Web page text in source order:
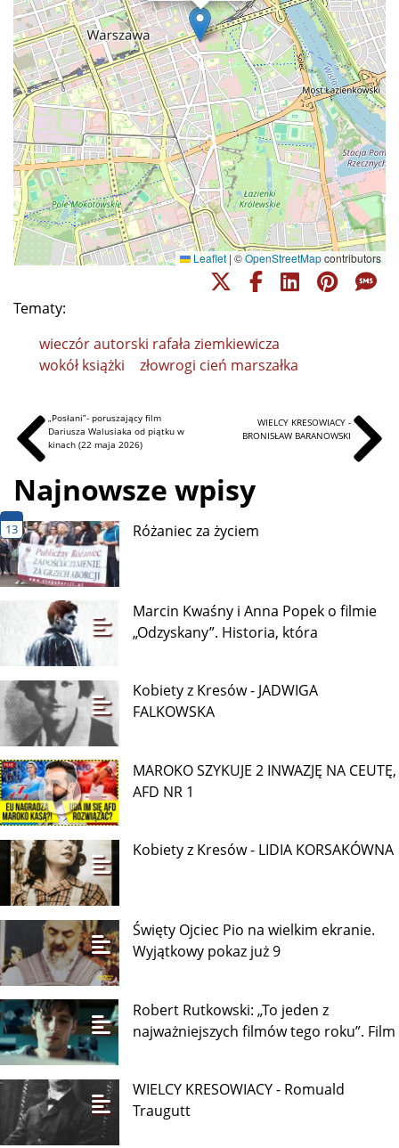
Leaflet | ©OpenStreetMapcontributors
Tematy:
wieczór autorski rafała ziemkiewicza
wokół książki
złowrogi cień marszałka
„Posłani”- poruszający film
Dariusza Walusiaka od piątku w
kinach (22 maja 2026)
WIELCY KRESOWIACY -
BRONISŁAW BARANOWSKI
Najnowsze wpisy
13 Różaniec za życiem
Marcin Kwaśny i Anna Popek o filmie
„Odzyskany”. Historia, która
Kobiety z Kresów - JADWIGA
FALKOWSKA
MAROKO SZYKUJE 2 INWAZJĘ NA CEUTĘ,
AFD NR 1
Kobiety z Kresów - LIDIA KORSAKÓWNA
Święty Ojciec Pio na wielkim ekranie.
Wyjątkowy pokaz już 9
Robert Rutkowski: „To jeden z
najważniejszych filmów tego roku”. Film
WIELCY KRESOWIACY - Romuald
Traugutt